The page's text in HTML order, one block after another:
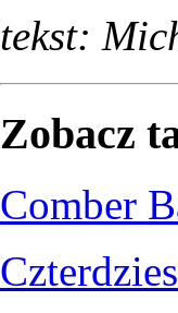
tekst:
Zobacz
Comber